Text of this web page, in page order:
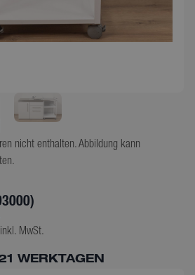
nicht enthalten. Abbildung kann
inkl. MwSt.
WERKTAGEN